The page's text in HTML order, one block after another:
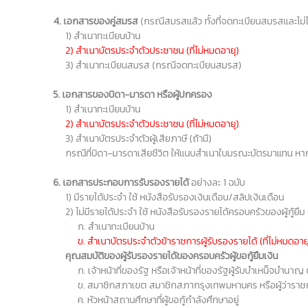
4. เอกสารของคู่สมรส(กรณีสมรสแล้ว ทั้งที่จดทะเบียนสมรสและไม่
1) สำเนาทะเบียนบ้าน
2) สำเนาบัตรประจำตัวประชาชน (ที่ไม่หมดอายุ)
3) สำเนาทะเบียนสมรส (กรณีจดทะเบียนสมรส)
5. เอกสารของบิดา-มารดา หรือผู้ปกครอง
1) สำเนาทะเบียนบ้าน
2) สำเนาบัตรประจำตัวประชาชน (ที่ไม่หมดอายุ)
3) สำเนาบัตรประจำตัวผู้เสียภาษี (ถ้ามี)
กรณีที่บิดา-มารดาเสียชีวิต ให้แนบสำเนาใบมรณะบัตรมาแทน หา
6. เอกสารประกอบการรับรองรายได้อย่างละ 1 ฉบับ
1) มีรายได้ประจำ ใช้ หนังสือรับรองเงินเดือน/สลิปเงินเดือน
2) ไม่มีรายได้ประจำ ใช้ หนังสือรับรองรายได้ครอบครัวของผู้กู้ยื
ก. สำเนาทะเบียนบ้าน
ข. สำเนาบัตรประจำตัวข้าราชการผู้รับรองรายได้ (ที่ไม่หมดอา
คุณสมบัติของผู้รับรองรายได้ของครอบครัวผู้ขอกู้ยืมเงิน
ก. เจ้าหน้าที่ของรัฐ หรือเจ้าหน้าที่ของรัฐผู้รับบำเหน็จบำนาญ
ข. สมาชิกสภาเขต สมาชิกสภากรุงเทพมหานคร หรือผู้ว่าราช
ค. หัวหน้าสถานศึกษาที่ผู้ขอกู้กำลังศึกษาอยู่